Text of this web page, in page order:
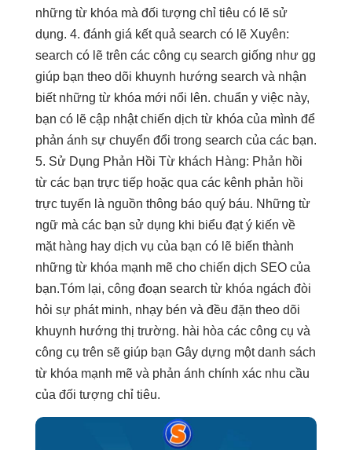
những từ khóa mà đối tượng chỉ tiêu có lẽ sử
dụng. 4. đánh giá kết quả search có lẽ Xuyên:
search có lẽ trên các công cụ search giống như gg
giúp bạn theo dõi khuynh hướng search và nhận
biết những từ khóa mới nổi lên. chuẩn y việc này,
bạn có lẽ cập nhật chiến dịch từ khóa của mình để
phản ánh sự chuyển đổi trong search của các bạn.
5. Sử Dụng Phản Hồi Từ khách Hàng: Phản hồi
từ các bạn trực tiếp hoặc qua các kênh phản hồi
trực tuyến là nguồn thông báo quý báu. Những từ
ngữ mà các bạn sử dụng khi biểu đạt ý kiến về
mặt hàng hay dịch vụ của bạn có lẽ biến thành
những từ khóa mạnh mẽ cho chiến dịch SEO của
bạn.Tóm lại, công đoạn search từ khóa ngách đòi
hỏi sự phát minh, nhạy bén và đều đặn theo dõi
khuynh hướng thị trường. hài hòa các công cụ và
công cụ trên sẽ giúp bạn Gây dựng một danh sách
từ khóa mạnh mẽ và phản ánh chính xác nhu cầu
của đối tượng chỉ tiêu.